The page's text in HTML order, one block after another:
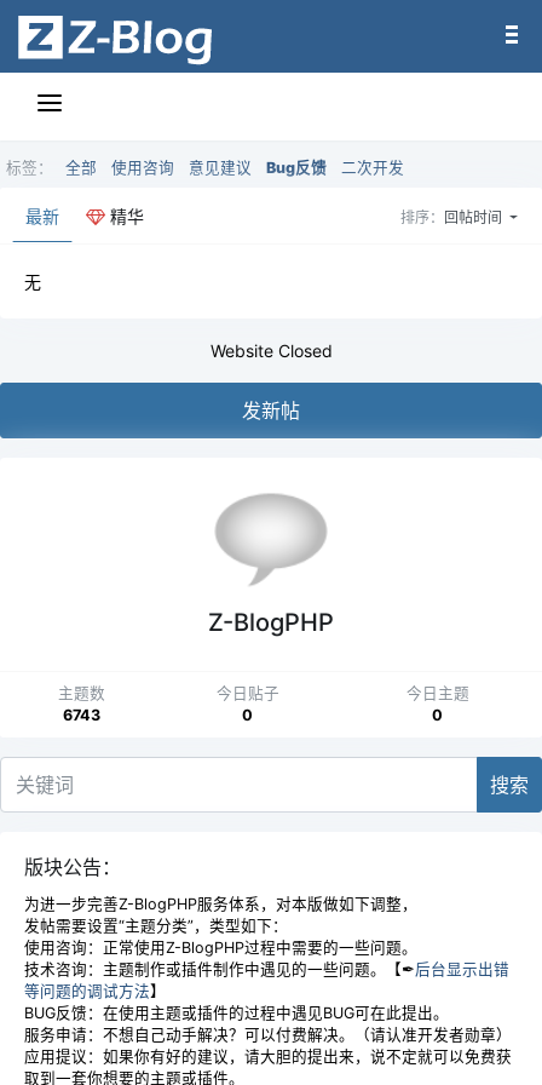
标签： 全部 使用咨询 意见建议 Bug反馈 二次开发
最新 精华 排序： 回帖时间
无
Website Closed
发新帖
Z-BlogPHP
主题数
6743
今日贴子
0
今日主题
0
搜索
版块公告：
为进一步完善Z-BlogPHP服务体系，对本版做如下调整，
发帖需要设置“主题分类”，类型如下：
使用咨询：正常使用Z-BlogPHP过程中需要的一些问题。
技术咨询：主题制作或插件制作中遇见的一些问题。【✒后台显示出错
等问题的调试方法】
BUG反馈：在使用主题或插件的过程中遇见BUG可在此提出。
服务申请：不想自己动手解决？可以付费解决。（请认准开发者勋章）
应用提议：如果你有好的建议，请大胆的提出来，说不定就可以免费获
取到一套你想要的主题或插件。